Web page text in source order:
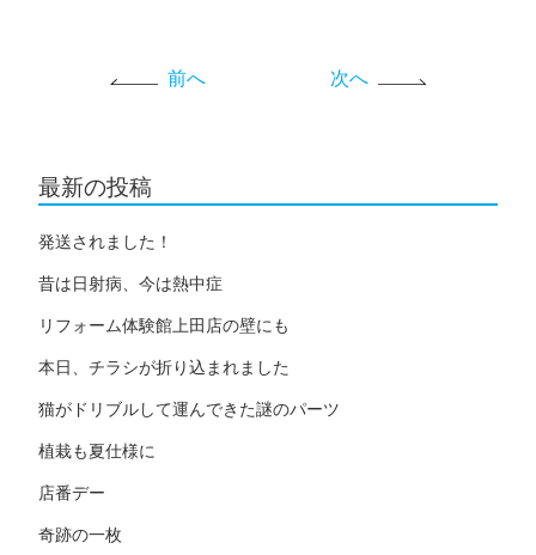
前へ 次へ
最新の投稿
発送されました！
昔は日射病、今は熱中症
リフォーム体験館上田店の壁にも
本日、チラシが折り込まれました
猫がドリブルして運んできた謎のパーツ
植栽も夏仕様に
店番デー
奇跡の一枚